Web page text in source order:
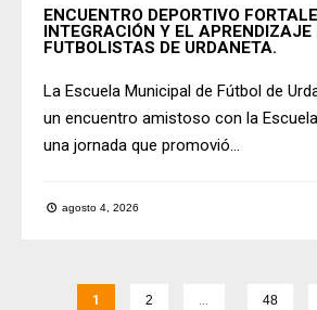
ENCUENTRO DEPORTIVO
INTEGRACIÓN Y EL APRENDIZAJE
FUTBOLISTAS DE URDANETA.
La Escuela Municipal de Fútbol de
un encuentro amistoso con la
una jornada que promovió...
agosto 4, 2026
1 2 … 48